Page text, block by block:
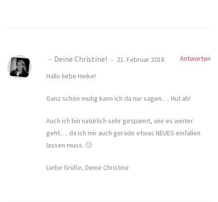
Deine Christine! 21. Februar 2018
Antworten
Hallo liebe Heike!
Ganz schön mutig kann ich da nur sagen…. Hut ab!
Auch ich bin natürlich sehr gespannt, wie es weiter
geht…. da ich mir auch gerade etwas NEUES einfallen
lassen muss. 🙁
Liebe Grüße, Deine Christine